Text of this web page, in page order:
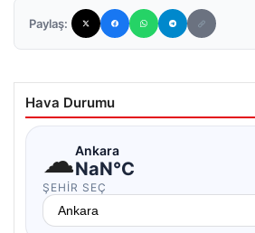
Paylaş:
Hava Durumu
☁Ankara
NaN°C
ŞEHIR SEÇ